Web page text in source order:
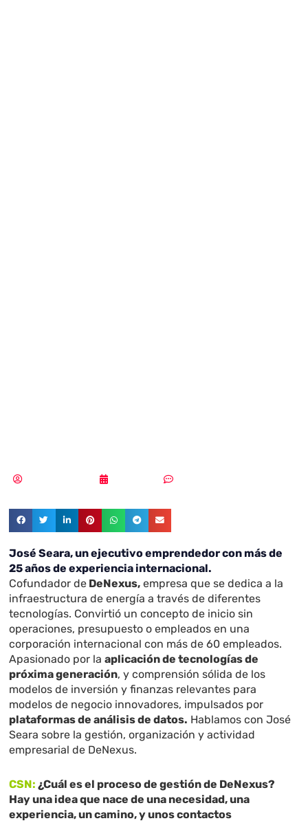
José Seara, un ejecutivo emprendedor con más de
25 años de experiencia internacional.
Cofundador de DeNexus, empresa que se dedica a la
infraestructura de energía a través de diferentes
tecnologías. Convirtió un concepto de inicio sin
operaciones, presupuesto o empleados en una
corporación internacional con más de 60 empleados.
Apasionado por laaplicación de tecnologías de
próxima generación, y comprensión sólida de los
modelos de inversión y finanzas relevantes para
modelos de negocio innovadores, impulsados por
plataformas de análisis de datos. Hablamos con José
Seara sobre la gestión, organización y actividad
empresarial de DeNexus.
CSN: ¿Cuál es el proceso de gestión de DeNexus?
Hay una idea que nace de una necesidad, una
experiencia, un camino, y unos contactos